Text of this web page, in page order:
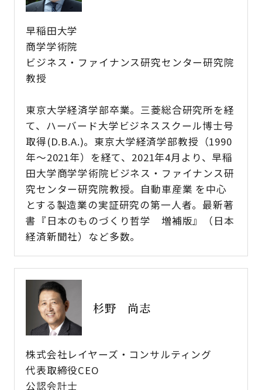
早稲田大学
商学学術院
ビジネス・ファイナンス研究センター研究院
教授
東京大学経済学部卒業。三菱総合研究所を経
て、ハーバード大学ビジネススクール博士号
取得(D.B.A.)。東京大学経済学部教授（1990
年～2021年）を経て、2021年4月より、早稲
田大学商学学術院ビジネス・ファイナンス研
究センター研究院教授。自動車産業 を中心
とする製造業の実証研究の第一人者。最新著
書『日本のものづくり哲学 増補版』（日本
経済新聞社）など多数。
杉野 尚志
株式会社レイヤーズ・コンサルティング
代表取締役CEO
公認会計士